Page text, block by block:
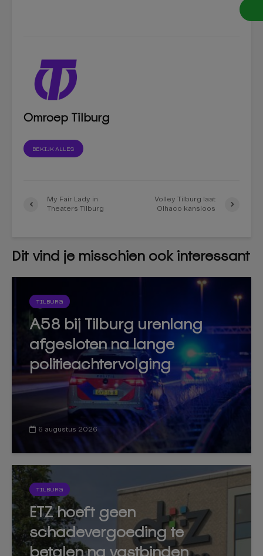
Omroep Tilburg
BEKIJK ALLES
My Fair Lady in
Theaters Tilburg
Volley Tilburg laat
Olhaco kansloos
Dit vind je misschien ook interessant
TILBURG
A58 bij Tilburg urenlang
afgesloten na lange
politieachtervolging
6 augustus 2026
TILBURG
ETZ hoeft geen
schadevergoeding te
betalen na vastbinden